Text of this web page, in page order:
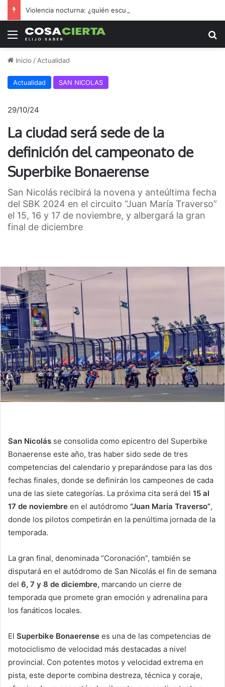
Menú
Inicio / Actualidad
Actualidad SAN NICOLAS
29/10/24
La ciudad será sede de la
definición del campeonato de
Superbike Bonaerense
San Nicolás recibirá la novena y anteúltima fecha
del SBK 2024 en el circuito “Juan María Traverso”
el 15, 16 y 17 de noviembre, y albergará la gran
final de diciembre
San Nicolás se consolida como epicentro del Superbike
Bonaerense este año, tras haber sido sede de tres
competencias del calendario y preparándose para las dos
fechas finales, donde se definirán los campeones de cada
una de las siete categorías. La próxima cita será del 15 al
17 de noviembre en el autódromo “Juan María Traverso”,
donde los pilotos competirán en la penúltima jornada de la
temporada.
La gran final, denominada “Coronación”, también se
disputará en el autódromo de San Nicolás el fin de semana
del 6, 7 y 8 de diciembre, marcando un cierre de
temporada que promete gran emoción y adrenalina para
los fanáticos locales.
El Superbike Bonaerense es una de las competencias de
motociclismo de velocidad más destacadas a nivel
provincial. Con potentes motos y velocidad extrema en
pista, este deporte combina destreza, técnica y coraje,